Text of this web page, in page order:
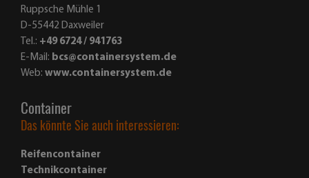
Ruppsche Mühle 1
D-55442 Daxweiler
Tel.: +49 6724 / 941763
E-Mail: bcs@containersystem.de
Web: www.containersystem.de
Container
Das könnte Sie auch interessieren:
Reifencontainer
Technikcontainer